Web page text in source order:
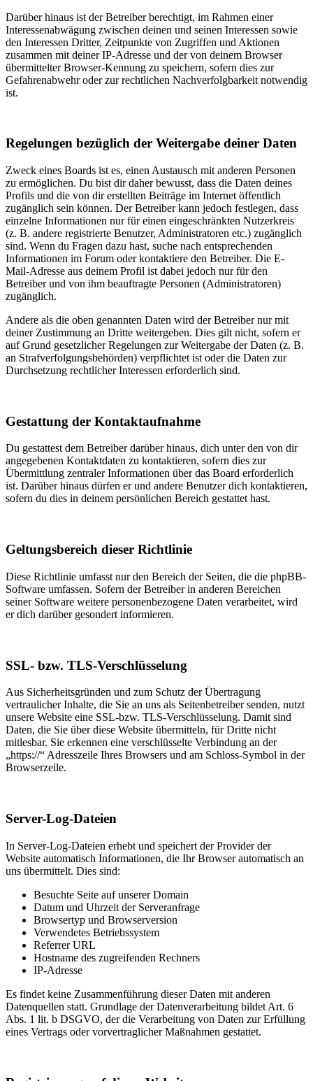
Darüber hinaus ist der Betreiber berechtigt, im Rahmen einer
Interessenabwägung zwischen deinen und seinen Interessen sowie
den Interessen Dritter, Zeitpunkte von Zugriffen und Aktionen
zusammen mit deiner IP-Adresse und der von deinem Browser
übermittelter Browser-Kennung zu speichern, sofern dies zur
Gefahrenabwehr oder zur rechtlichen Nachverfolgbarkeit notwendig
ist.
Regelungen bezüglich der Weitergabe deiner Daten
Zweck eines Boards ist es, einen Austausch mit anderen Personen
zu ermöglichen. Du bist dir daher bewusst, dass die Daten deines
Profils und die von dir erstellten Beiträge im Internet öffentlich
zugänglich sein können. Der Betreiber kann jedoch festlegen, dass
einzelne Informationen nur für einen eingeschränkten Nutzerkreis
(z. B. andere registrierte Benutzer, Administratoren etc.) zugänglich
sind. Wenn du Fragen dazu hast, suche nach entsprechenden
Informationen im Forum oder kontaktiere den Betreiber. Die E-
Mail-Adresse aus deinem Profil ist dabei jedoch nur für den
Betreiber und von ihm beauftragte Personen (Administratoren)
zugänglich.
Andere als die oben genannten Daten wird der Betreiber nur mit
deiner Zustimmung an Dritte weitergeben. Dies gilt nicht, sofern er
auf Grund gesetzlicher Regelungen zur Weitergabe der Daten (z. B.
an Strafverfolgungsbehörden) verpflichtet ist oder die Daten zur
Durchsetzung rechtlicher Interessen erforderlich sind.
Gestattung der Kontaktaufnahme
Du gestattest dem Betreiber darüber hinaus, dich unter den von dir
angegebenen Kontaktdaten zu kontaktieren, sofern dies zur
Übermittlung zentraler Informationen über das Board erforderlich
ist. Darüber hinaus dürfen er und andere Benutzer dich kontaktieren,
sofern du dies in deinem persönlichen Bereich gestattet hast.
Geltungsbereich dieser Richtlinie
Diese Richtlinie umfasst nur den Bereich der Seiten, die die phpBB-
Software umfassen. Sofern der Betreiber in anderen Bereichen
seiner Software weitere personenbezogene Daten verarbeitet, wird
er dich darüber gesondert informieren.
SSL- bzw. TLS-Verschlüsselung
Aus Sicherheitsgründen und zum Schutz der Übertragung
vertraulicher Inhalte, die Sie an uns als Seitenbetreiber senden, nutzt
unsere Website eine SSL-bzw. TLS-Verschlüsselung. Damit sind
Daten, die Sie über diese Website übermitteln, für Dritte nicht
mitlesbar. Sie erkennen eine verschlüsselte Verbindung an der
„https://“ Adresszeile Ihres Browsers und am Schloss-Symbol in der
Browserzeile.
Server-Log-Dateien
In Server-Log-Dateien erhebt und speichert der Provider der
Website automatisch Informationen, die Ihr Browser automatisch an
uns übermittelt. Dies sind:
Besuchte Seite auf unserer Domain
Datum und Uhrzeit der Serveranfrage
Browsertyp und Browserversion
Verwendetes Betriebssystem
Referrer URL
Hostname des zugreifenden Rechners
IP-Adresse
Es findet keine Zusammenführung dieser Daten mit anderen
Datenquellen statt. Grundlage der Datenverarbeitung bildet Art. 6
Abs. 1 lit. b DSGVO, der die Verarbeitung von Daten zur Erfüllung
eines Vertrags oder vorvertraglicher Maßnahmen gestattet.